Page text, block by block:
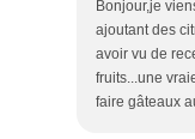
Bonjour,je
ajoutant des
avoir vu de
fruits...une
faire gâteaux